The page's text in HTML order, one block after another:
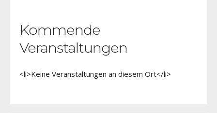
Kommende
Veranstaltungen
<li>Keine Veranstaltungen an diesem Ort</li>